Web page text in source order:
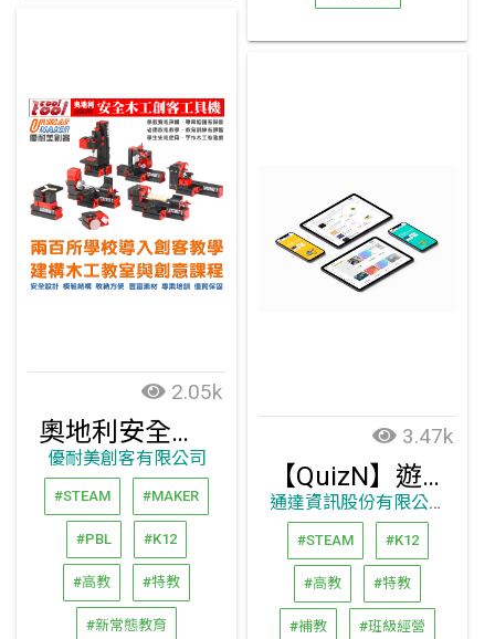
2.05k
奧地利安全木工創客工具機
優耐美創客有限公司
#STEAM #MAKER
#PBL #K12
#高教 #特教
#新常態教育
3.47k
【QuizN】遊戲化學習雲端系統：互動即時線上測驗+共作分享看板互動遊戲模板+編製互動影片
通達資訊股份有限公司
#STEAM #K12
#高教 #特教
#補教 #班級經營